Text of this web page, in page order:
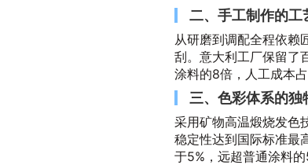
二、手工制作的工
从研磨到调配全程依赖
刮。意大利工厂保留了
涂料的8倍，人工成本占
三、色彩体系的独
采用矿物高温煅烧发色
稳定性达到国际标准最
于5%，远超普通涂料的